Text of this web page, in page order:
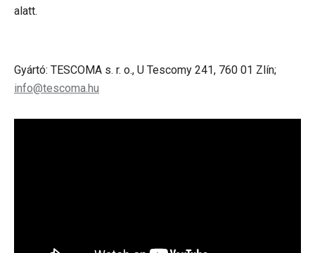
alatt.
Gyártó: TESCOMA s. r. o., U Tescomy 241, 760 01 Zlín;
info@tescoma.hu